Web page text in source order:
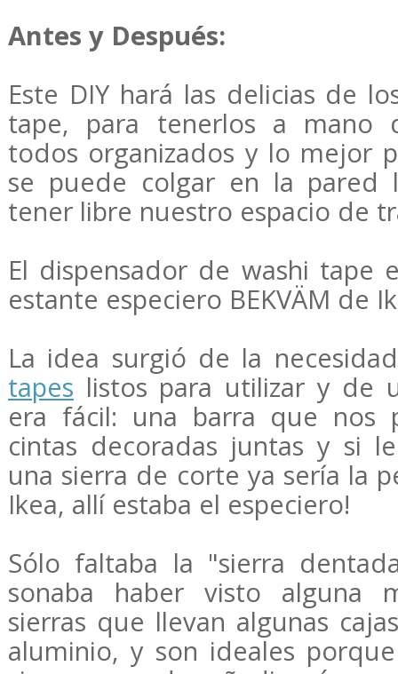
Antes y Después:
Este DIY hará las delicias de
tape, para tenerlos a mano
todos organizados y lo mejor
se puede colgar en la pared
tener libre nuestro espacio de
El dispensador de washi tape
estante especiero BEKVÄM de
La idea surgió de la
tapes listos para utilizar y de
era fácil: una barra que nos
cintas decoradas juntas y si
una sierra de corte ya sería la
Ikea, allí estaba el especiero!
Sólo faltaba la "sierra
sonaba haber visto alguna
sierras que llevan algunas
aluminio, y son ideales